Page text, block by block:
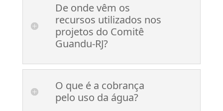
De onde vêm os
recursos utilizados nos
projetos do Comitê
Guandu-RJ?
O que é a cobrança
pelo uso da água?